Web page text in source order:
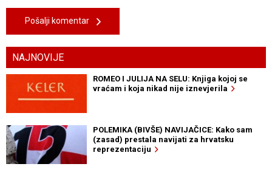
Pošalji komentar
NAJNOVIJE
ROMEO I JULIJA NA SELU: Knjiga kojoj se
vraćam i koja nikad nije iznevjerila
POLEMIKA (BIVŠE) NAVIJAČICE: Kako sam
(zasad) prestala navijati za hrvatsku
reprezentaciju